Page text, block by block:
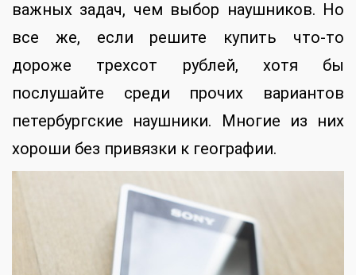
важных задач, чем выбор наушников. Но
все же, если решите купить что-то
дороже трехсот рублей, хотя бы
послушайте среди прочих вариантов
петербургские наушники. Многие из них
хороши без привязки к географии.